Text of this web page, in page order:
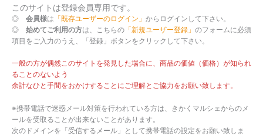
このサイトは登録会員専用です。
◎ 会員様は 「既存ユーザーのログイン」 からログインして下さい。
◎ 始めてご利用の方は、こちらの 「新規ユーザー登録」 のフォームに必須
項目をご入力のうえ、「登録」ボタンをクリックして下さい。
一般の方が偶然このサイトを発見した場合に、商品の価値（価格）が知られ
ることのないよう
余計なひと手間をおかけすることにご理解とご協力をお願い致します。
※携帯電話で迷惑メール対策を行われている方は、きかくマルシェからのメ
ールを受取ることが出来ないことがあります。
次のドメインを「受信するメール」として携帯電話の設定をお願い致しま